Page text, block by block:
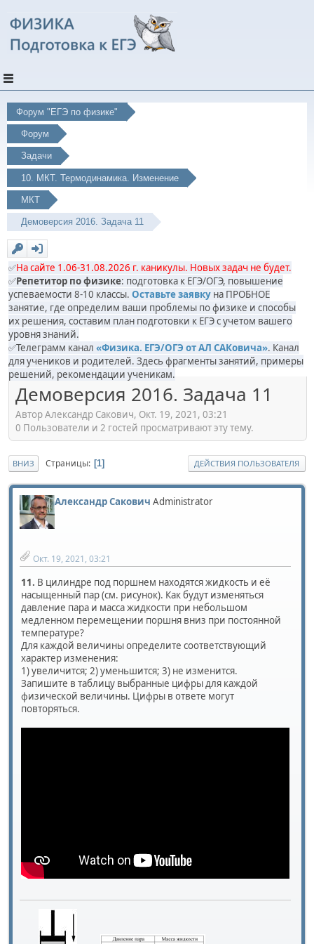
Форум "ЕГЭ по физике"
Форум
Задачи
10. МКТ. Термодинамика. Изменение
МКТ
Демоверсия 2016. Задача 11
✅На сайте 1.06-31.08.2026 г. каникулы. Новых задач не будет.
✅Репетитор по физике: подготовка к ЕГЭ/ОГЭ, повышение
успеваемости 8-10 классы. Оставьте заявку на ПРОБНОЕ
занятие, где определим ваши проблемы по физике и способы
их решения, составим план подготовки к ЕГЭ с учетом вашего
уровня знаний.
✅Телеграмм канал «Физика. ЕГЭ/ОГЭ от АЛ САКовича». Канал
для учеников и родителей. Здесь фрагменты занятий, примеры
решений, рекомендации ученикам.
Демоверсия 2016. Задача 11
Автор Александр Сакович, Окт. 19, 2021, 03:21
0 Пользователи и 2 гостей просматривают эту тему.
ВНИЗ Страницы 1 ДЕЙСТВИЯ ПОЛЬЗОВАТЕЛЯ
Александр Сакович Administrator
Окт. 19, 2021, 03:21
11. В цилиндре под поршнем находятся жидкость и её
насыщенный пар (см. рисунок). Как будут изменяться
давление пара и масса жидкости при небольшом
медленном перемещении поршня вниз при постоянной
температуре?
Для каждой величины определите соответствующий
характер изменения:
1) увеличится; 2) уменьшится; 3) не изменится.
Запишите в таблицу выбранные цифры для каждой
физической величины. Цифры в ответе могут
повторяться.